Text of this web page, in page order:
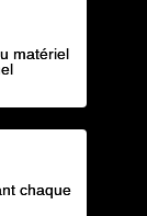
matériel
chaque